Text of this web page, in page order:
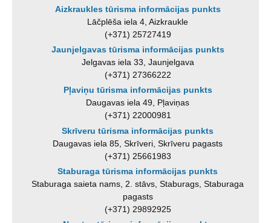
Aizkraukles tūrisma informācijas punkts
Lāčplēša iela 4, Aizkraukle
(+371) 25727419
Jaunjelgavas tūrisma informācijas punkts
Jelgavas iela 33, Jaunjelgava
(+371) 27366222
Pļaviņu tūrisma informācijas punkts
Daugavas iela 49, Pļaviņas
(+371) 22000981
Skrīveru tūrisma informācijas punkts
Daugavas iela 85, Skrīveri, Skrīveru pagasts
(+371) 25661983
Staburaga tūrisma informācijas punkts
Staburaga saieta nams, 2. stāvs, Staburags, Staburaga
pagasts
(+371) 29892925